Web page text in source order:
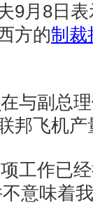
9月8日
方的制裁
在与副总
邦飞机
工作已
意味着